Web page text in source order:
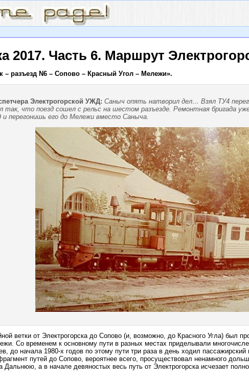
2017. Часть 6. Маршрут
– разъезд N6 – Сопово – Красный Угол – Мележи».
Электрогорской УЖД: Саныч опять натворил дел… Взял ТУ4
так, что поезд сошел с рельс на шестом разъезде. Ремонтная бригада
и перегонишь его до Мележи вместо Саныча.
ветки от Электрогорска до Сопово (и, возможно, до Красного Угла) был
Со временем к основному пути в разных местах приделывали
до начала 1980-х годов по этому пути три раза в день ходил
путей до Сопово, вероятнее всего, просуществовал ненамного
Дальнюю, а в начале девяностых весь путь от Электрогорска исчезает